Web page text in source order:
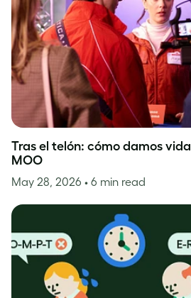
Tras el telón: cómo damos
MOO
May 28, 2026 • 6 min read